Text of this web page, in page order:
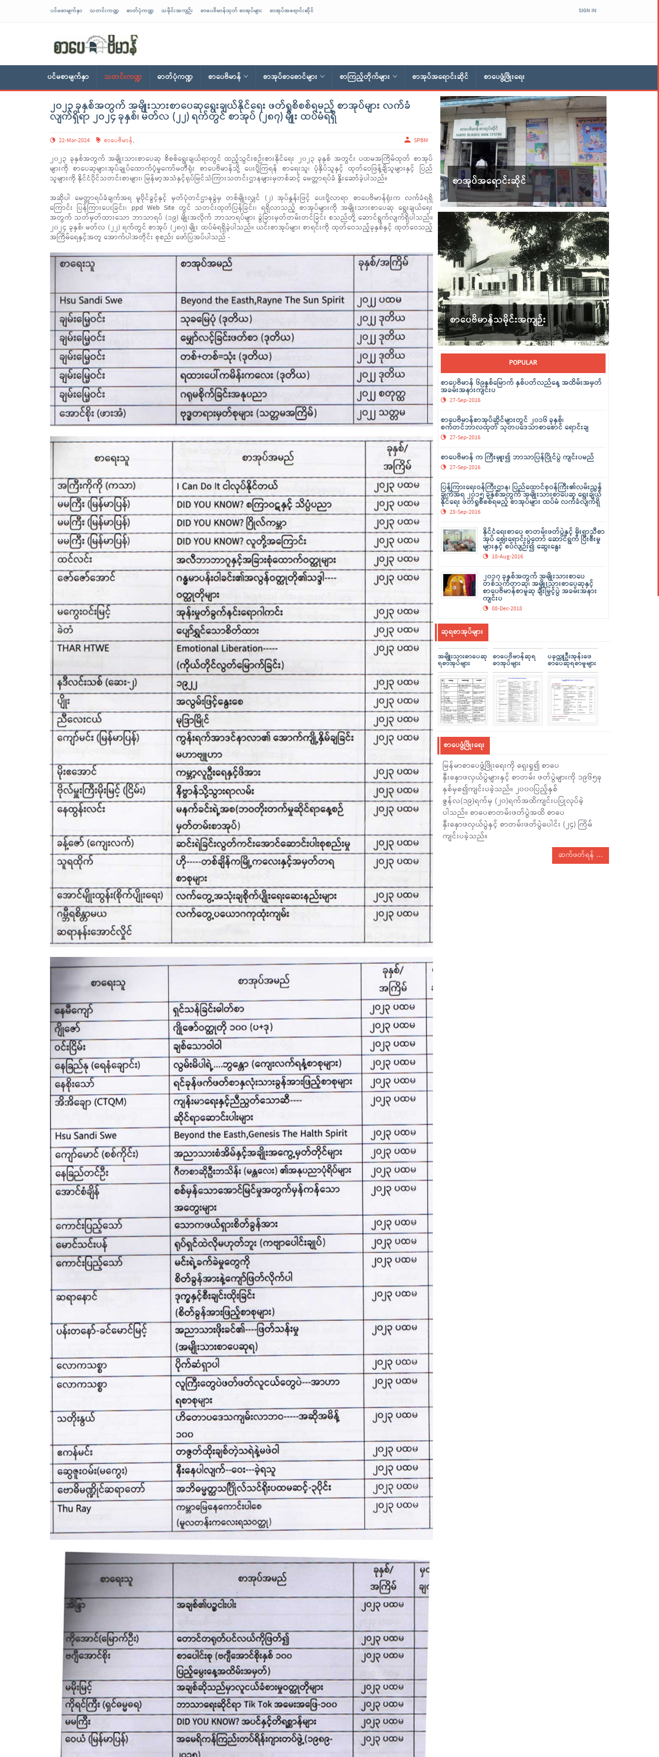
ပင်မစာမျက်နှာ သတင်းကဏ္ဍ ဓာတ်ပုံကဏ္ဍ သမိုင်းအကျဉ်း စာပေဗိမာန်ထုတ် စာအုပ်များ စာအုပ်အရောင်းဆိုင် SIGN IN
ပင်မစာမျက်နှာ သတင်းကဏ္ဍ ဓာတ်ပုံကဏ္ဍ စာပေဗိမာန် စာအုပ်စာစောင်များ စာကြည့်တိုက်များ စာအုပ်အရောင်းဆိုင် စာပေဖွံ့ဖြိုးရေး
၂၀၂၃ ခုနှစ်အတွက် အမျိုးသားစာပေဆုရွေးချယ်နိုင်ရေး ဖတ်ရှုစိစစ်ရမည့် စာအုပ်များ လက်ခံ
လျက်ရှိရာ ၂၀၂၄ ခုနှစ်၊ မတ်လ (၂၂) ရက်တွင် စာအုပ် (၂၈၇) မျိုး ထပ်မံရရှိ
22-Mar-2024 စာပေဗိမာန်, SPBM
၂၀၂၃ ခုနှစ်အတွက် အမျိုးသားစာပေဆု စိစစ်ရွေးချယ်ရာတွင် ထည့်သွင်းစဉ်းစားနိုင်ရေး ၂၀၂၃ ခုနှစ် အတွင်း ပထမအကြိမ်ထုတ် စာအုပ်
များကို စာပေဆုများအုပ်ချုပ်ထောက်ပံ့မှုကော်မတီရုံး စာပေဗိမာန်သို့ ပေးပို့ကြရန် စာရေးသူ၊ ပုံနှိပ်သူနှင့် ထုတ်ဝေဖြန့်ချိသူများနှင့် ပြည်
သူများကို နိုင်ငံပိုင်သတင်းစာများ၊ မြန်မာ့အသံနှင့်ရုပ်မြင်သံကြားသတင်းဌာနများမှတစ်ဆင့် မေတ္တာရပ်ခံ နှိုးဆော်ခဲ့ပါသည်။
အဆိုပါ မေတ္တာရပ်ခံချက်အရ မူပိုင်ခွင့်နှင့် မှတ်ပုံတင်ဌာနခွဲမှ တစ်မျိုးလျှင် (၂) အုပ်နှုန်းဖြင့် ပေးပို့လာရာ စာပေဗိမာန်ရုံးက လက်ခံရရှိ
ကြောင်း ပြန်ကြားပေးခြင်း၊ ppd Web Site တွင် သတင်းထုတ်ပြန်ခြင်း၊ ရရှိလာသည့် စာအုပ်များကို အမျိုးသားစာပေဆု ရွေးချယ်ရေး
အတွက် သတ်မှတ်ထားသော ဘာသာရပ် (၁၉) မျိုးအလိုက် ဘာသာရပ်များ ခွဲခြားမှတ်တမ်းတင်ခြင်း စသည်တို့ ဆောင်ရွက်လျက်ရှိပါသည်။
၂၀၂၄ ခုနှစ်၊ မတ်လ (၂၂) ရက်တွင် စာအုပ် (၂၈၇) မျိုး ထပ်မံရရှိခဲ့ပါသည်။ ယင်းစာအုပ်များ စာရင်းကို ထုတ်ဝေသည့်ခုနှစ်နှင့် ထုတ်ဝေသည့်
အကြိမ်ရေနှင့်အတူ အောက်ပါအတိုင်း စုစည်း ဖော်ပြအပ်ပါသည် -
စာအုပ်အရောင်းဆိုင်
စာပေဗိမာန်သမိုင်းအကျဉ်း
POPULAR
စာပေဗိမာန် ၆၉နှစ်မြောက် နှစ်ပတ်လည်နေ့ အထိမ်းအမှတ်
အခမ်းအနားကျင်းပ
27-Sep-2016
စာပေဗိမာန်စာအုပ်ဆိုင်များတွင် ၂၀၁၆ ခုနှစ်၊
စက်တင်ဘာလထုတ် သုတပဒေသာစာစောင် ရောင်းချ
27-Sep-2016
စာပေဗိမာန် က ကြီးမှူး၍ ဘာသာပြန်ပြိုင်ပွဲ ကျင်းပမည်
27-Sep-2016
ပြန်ကြားရေးဝန်ကြီးဌာန၊ ပြည်ထောင်စုဝန်ကြီး၏လမ်းညွှန်
ချက်အရ ၂၀၁၅ ခုနှစ်အတွက် အမျိုးသားစာပေဆု ရွေးချယ်
နိုင်ရေး ဖတ်ရှုစိစစ်ရမည့် စာအုပ်များ ထပ်မံ လက်ခံလျက်ရှိ
28-Sep-2016
နိုင်ငံရေးစာပေ စာတမ်းဖတ်ပွဲနှင့် မိုးရာသီစာ
အုပ် ဈေးရောင်းပွဲတော် ဆောင်ရွက် ပြီးစီးမှု
များနှင့် စပ်လျဉ်း၍ ဆွေးနွေး
18-Aug-2016
၂၀၁၇ ခုနှစ်အတွက် အမျိုးသားစာပေ
တစ်သက်တာဆု၊ အမျိုးသားစာပေဆုနှင့်
စာပေဗိမာန်စာမူဆု ချီးမြှင့်ပွဲ အခမ်းအနား
ကျင်းပ
08-Dec-2018
ဆုရစာအုပ်များ
အမျိူးသားစာပေဆု
ရစာအုပ်များ
စာပေဗိမာန်ဆုရ
စာအုပ်များ
ပခုက္ကူဦးအုန်းဖေ
စာပေဆုရစာမူများ
စာပေဖွံ့ဖြိုးရေး
မြန်မာစာပေဖွံ့ဖြိုးရေးကို ရှေးရှု၍ စာပေ
နှီးနှောဖလှယ်ပွဲများနှင့် စာတမ်း ဖတ်ပွဲများကို ၁၉၆၅ခု
နှစ်မှစ၍ကျင်းပခဲ့သည်။ ၂၀၀၀ပြည့်နှစ်
ဇွန်လ(၁၉)ရက်မှ (၂၀)ရက်အထိကျင်းပပြုလုပ်ခဲ့
ပါသည်။ စာပေစာတမ်းဖတ်ပွဲအထိ စာပေ
နှီးနှောဖလှယ်ပွဲနှင့် စာတမ်းဖတ်ပွဲပေါင်း (၂၄) ကြိမ်
ကျင်းပခဲ့သည်။
ဆက်ဖတ်ရန်